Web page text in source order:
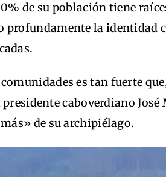
de su población tiene
profundamente la identidad
es tan fuerte
caboverdiano José
de su archipiélago.